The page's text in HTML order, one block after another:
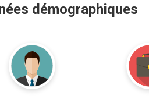
démographiques